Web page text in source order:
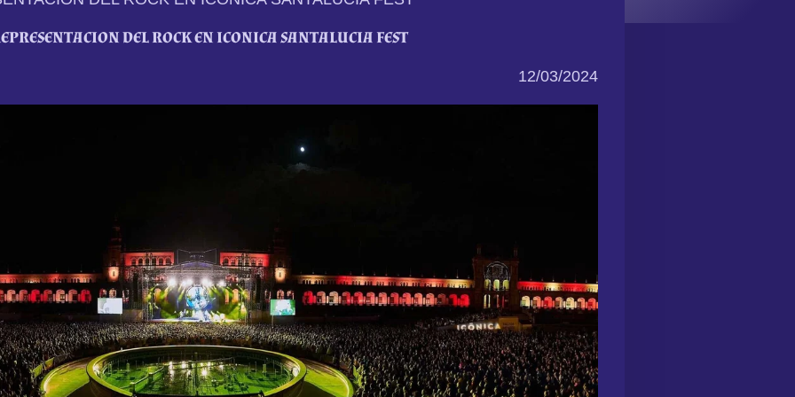
DEL ROCK EN ICONICA SANTALUCIA FEST
12/03/2024